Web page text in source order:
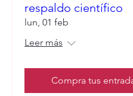
respaldo científico
lun, 01 feb
Leer más
Compra tus